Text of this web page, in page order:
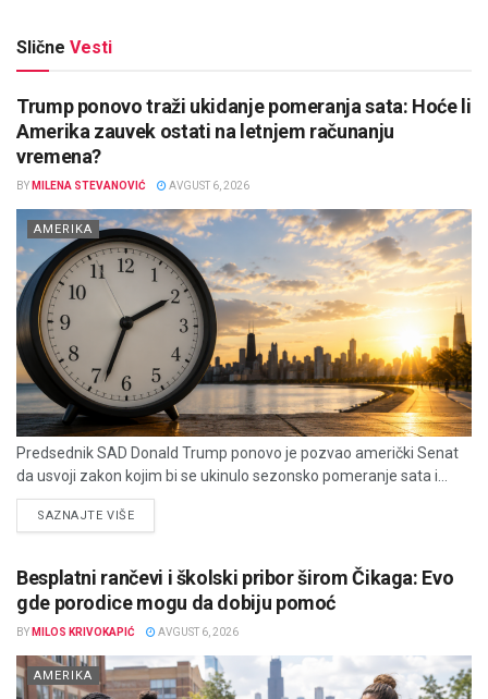
Slične Vesti
Trump ponovo traži ukidanje pomeranja sata: Hoće li
Amerika zauvek ostati na letnjem računanju
vremena?
BY MILENA STEVANOVIĆ AVGUST 6, 2026
AMERIKA
Predsednik SAD Donald Trump ponovo je pozvao američki Senat
da usvoji zakon kojim bi se ukinulo sezonsko pomeranje sata i...
SAZNAJTE VIŠEDETAILS
Besplatni rančevi i školski pribor širom Čikaga: Evo
gde porodice mogu da dobiju pomoć
BY MILOS KRIVOKAPIĆ AVGUST 6, 2026
AMERIKA